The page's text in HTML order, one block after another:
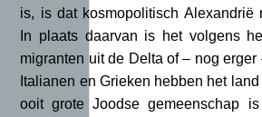
is, is dat kosmopolitisch Alexandrië
In plaats daarvan is het volgens
migranten uit de Delta of – nog erger
Italianen en Grieken hebben het
ooit grote Joodse gemeenschap